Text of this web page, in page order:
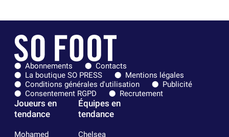
Abonnements
Contacts
La boutique SO PRESS
Mentions légales
Conditions générales d'utilisation
Publicité
Consentement RGPD
Recrutement
Joueurs en
tendance
Mohamed
Équipes en
tendance
Chelsea